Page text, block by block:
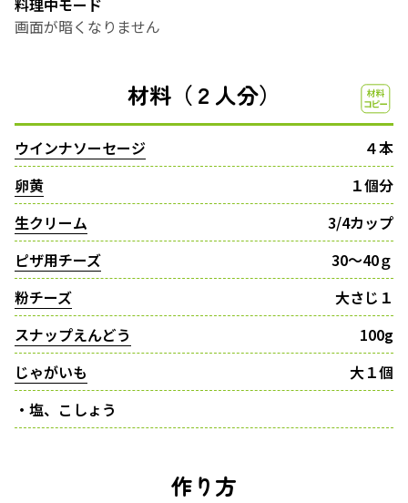
料理中モード
画面が暗くなりません
材料（２人分）
ウインナソーセージ
４本
卵黄
１個分
生クリーム
3/4カップ
ピザ用チーズ
30〜40ｇ
粉チーズ
大さじ１
スナップえんどう
100g
じゃがいも
大１個
・塩、こしょう
作り方